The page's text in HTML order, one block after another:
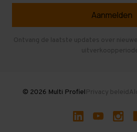
Gebruikte entresolvloeren
Ontvang de laatste updates over
© 2026 Multi ProfielPrivacy beleid